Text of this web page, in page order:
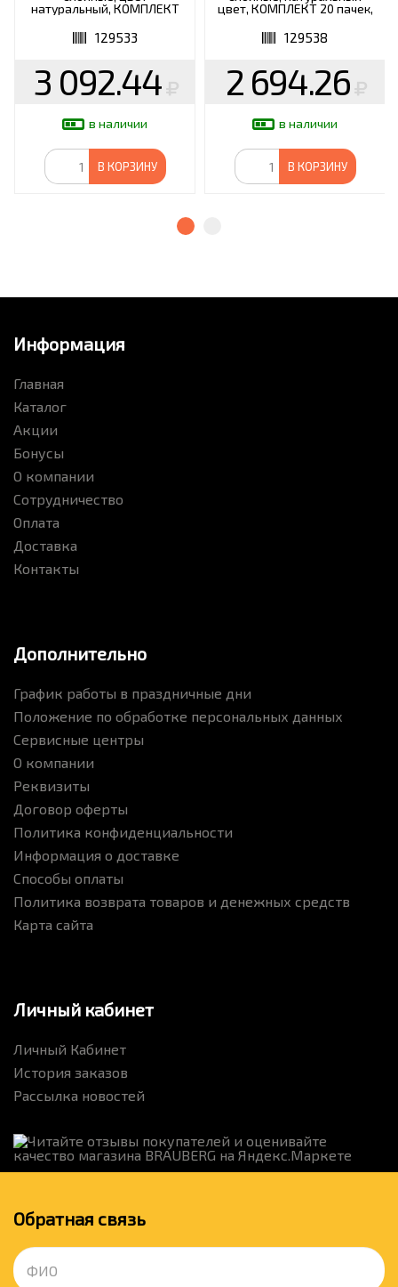
натуральный, КОМПЛЕКТ
сложение, KV104
129533
3 092.44
в наличии
В КОРЗИНУ
цвет, КОМПЛЕКТ 20 пачек,
129538
129538
2 694.26
в наличии
В КОРЗИНУ
Информация
Главная
Каталог
Акции
Бонусы
О компании
Сотрудничество
Оплата
Доставка
Контакты
Дополнительно
График работы в праздничные дни
Положение по обработке персональных данных
Сервисные центры
О компании
Реквизиты
Договор оферты
Политика конфиденциальности
Информация о доставке
Способы оплаты
Политика возврата товаров и денежных средств
Карта сайта
Личный кабинет
Личный Кабинет
История заказов
Рассылка новостей
Обратная связь